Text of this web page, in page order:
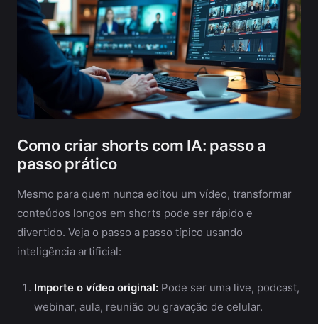
Como criar shorts com IA: passo a
passo prático
Mesmo para quem nunca editou um vídeo, transformar
conteúdos longos em shorts pode ser rápido e
divertido. Veja o passo a passo típico usando
inteligência artificial:
Importe o vídeo original: Pode ser uma live, podcast,
webinar, aula, reunião ou gravação de celular.